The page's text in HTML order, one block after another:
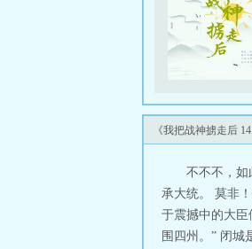
《我把战神掳走后
不不不，如
承大统。 莫非
于震撼中的大
围四州。” 闭城